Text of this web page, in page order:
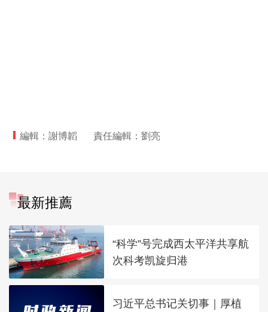
編輯：謝博韜 責任編輯：劉亮
最新推薦
“科学”号完成西太平洋共享航
次科考凯旋归港
习近平总书记关切事｜厚植